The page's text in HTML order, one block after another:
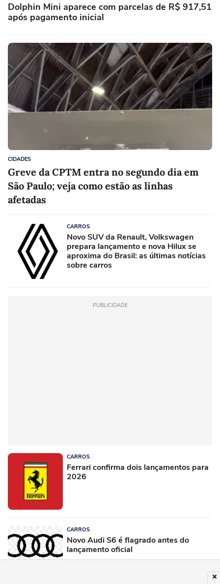
Dolphin Mini aparece com parcelas de R$ 917,51
após pagamento inicial
CIDADES
Greve da CPTM entra no segundo dia em
São Paulo; veja como estão as linhas
afetadas
CARROS
Novo SUV da Renault, Volkswagen
prepara lançamento e nova Hilux se
aproxima do Brasil: as últimas notícias
sobre carros
PUBLICIDADE
CARROS
Ferrari confirma dois lançamentos para
2026
CARROS
Novo Audi S6 é flagrado antes do
lançamento oficial